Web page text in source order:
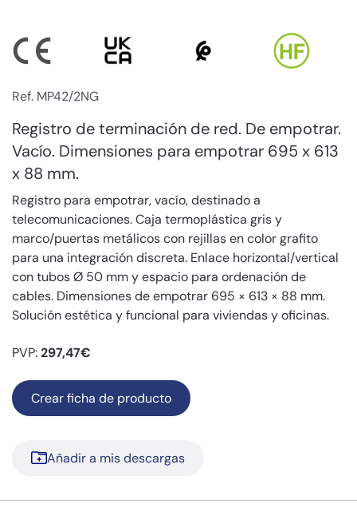
Ref. MP42/2NG
Registro de terminación de red. De empotrar.
Vacío. Dimensiones para empotrar 695 x 613
x 88 mm.
Registro para empotrar, vacío, destinado a
telecomunicaciones. Caja termoplástica gris y
marco/puertas metálicos con rejillas en color grafito
para una integración discreta. Enlace horizontal/vertical
con tubos Ø 50 mm y espacio para ordenación de
cables. Dimensiones de empotrar 695 × 613 × 88 mm.
Solución estética y funcional para viviendas y oficinas.
PVP:297,47€
Crear ficha de producto
Añadir a mis descargas